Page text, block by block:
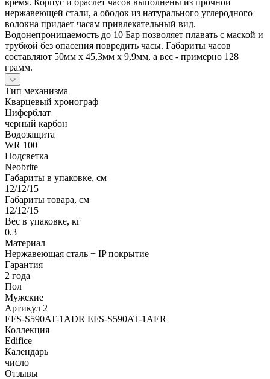
нержавеющей стали, а ободок из натурального углеродного
волокна придает часам привлекательный вид.
Водонепроницаемость до 10 Бар позволяет плавать с маской и
трубкой без опасения повредить часы. Габариты часов
составляют 50мм x 45,3мм x 9,9мм, а вес - примерно 128
грамм.
Тип механизма
Кварцевый хронограф
Циферблат
черный карбон
Водозащита
WR 100
Подсветка
Neobrite
Габариты в упаковке, см
12/12/15
Габариты товара, см
12/12/15
Вес в упаковке, кг
0.3
Материал
Нержавеющая сталь + IP покрытие
Гарантия
2 года
Пол
Мужские
Артикул 2
EFS-S590AT-1ADR EFS-S590AT-1AER
Коллекция
Edifice
Календарь
число
Отзывы